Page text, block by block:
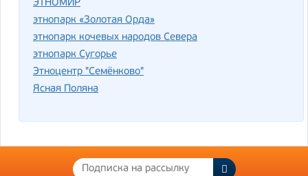
ЭТНОМИР
этнопарк «Золотая Орда»
этнопарк кочевых народов Севера
этнопарк Сугорье
Этноцентр "Семёнково"
Ясная Поляна